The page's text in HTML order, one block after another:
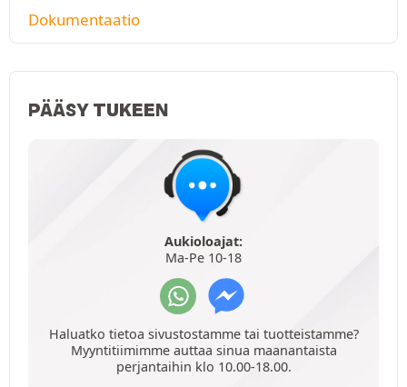
Dokumentaatio
PÄÄSY TUKEEN
Aukioloajat:
Ma-Pe 10-18
Haluatko tietoa sivustostamme tai tuotteistamme?
Myyntitiimimme auttaa sinua maanantaista
perjantaihin klo 10.00-18.00.